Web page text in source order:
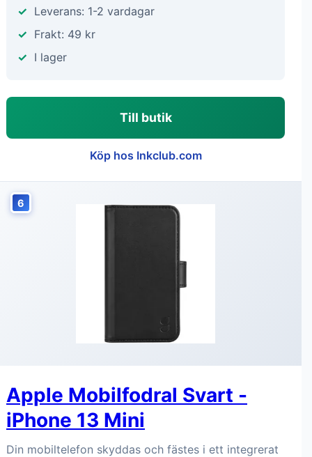
Leverans: 1-2 vardagar
Frakt: 49 kr
I lager
Till butik
Köp hos Inkclub.com
6
Apple Mobilfodral Svart -
iPhone 13 Mini
Din mobiltelefon skyddas och fästes i ett integrerat